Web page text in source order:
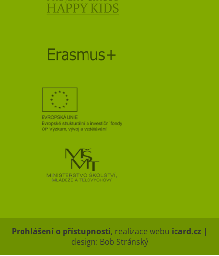
Prohlášení o přístupnosti, realizace webu icard.cz|
design: Bob Stránský